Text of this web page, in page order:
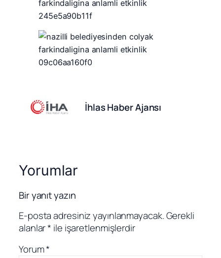
İhlas Haber Ajansı
Yorumlar
Bir yanıt yazın
E-posta adresiniz yayınlanmayacak.Gerekli
alanlar* ile işaretlenmişlerdir
Yorum*